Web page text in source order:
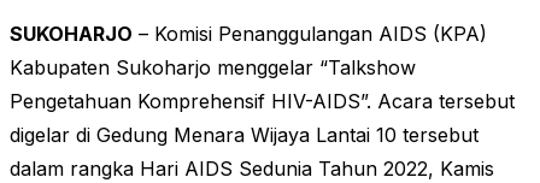
SUKOHARJO – Komisi Penanggulangan AIDS (KPA)
Kabupaten Sukoharjo menggelar “Talkshow
Pengetahuan Komprehensif HIV-AIDS”. Acara tersebut
digelar di Gedung Menara Wijaya Lantai 10 tersebut
dalam rangka Hari AIDS Sedunia Tahun 2022, Kamis